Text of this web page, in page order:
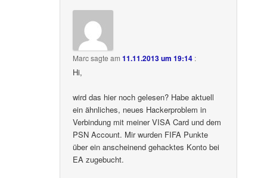
Marcsagte am11.11.2013 um 19:14 :
Hi,
wird das hier noch gelesen? Habe aktuell
ein ähnliches, neues Hackerproblem in
Verbindung mit meiner VISA Card und dem
PSN Account. Mir wurden FIFA Punkte
über ein anscheinend gehacktes Konto bei
EA zugebucht.